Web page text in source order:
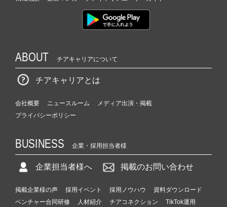
ABOUT チアキャリアについて
チアキャリアとは
会社概要 ニュースルーム
メディア出演・掲載
プライバシーポリシー
BUSINESS 企業・採用担当者様
企業担当者様へ 掲載のお問い合わせ
掲載企業様の声 採用イベント 採用ノウハウ
資料ダウンロード
ベンチャー合同研修
人材紹介 チアコネクション
TikTok運用